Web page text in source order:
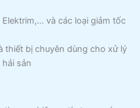
Elektrim,… và các loại giảm tốc
thiết bị chuyên dùng cho xử lý
sản